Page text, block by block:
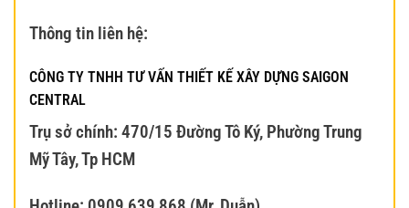
Thông tin liên hệ:
CÔNG TY TNHH TƯ VẤN THIẾT KẾ XÂY DỰNG SAIGON
CENTRAL
Trụ sở chính: 470/15 Đường Tô Ký, Phường Trung
Mỹ Tây, Tp HCM